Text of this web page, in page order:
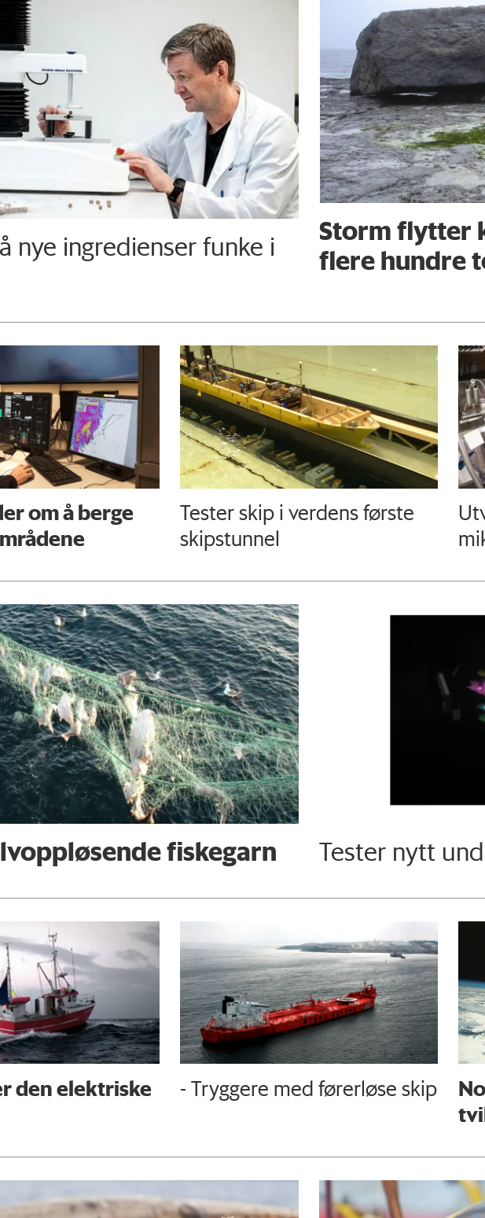
nye ingredienser funke i
Storm flytter
flere hundre
om å berge
Tester skip i verdens første
skipstunnel
fiskegarn Tester nytt
den elektriske
- Tryggere med førerløse skip